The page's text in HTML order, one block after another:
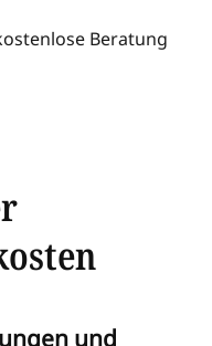
Beratung
und